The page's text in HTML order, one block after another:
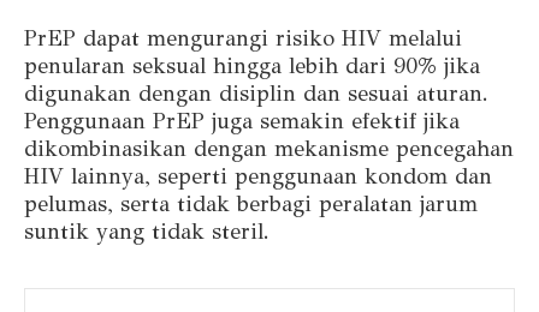
PrEP dapat mengurangi risiko HIV melalui
penularan seksual hingga lebih dari 90% jika
digunakan dengan disiplin dan sesuai aturan.
Penggunaan PrEP juga semakin efektif jika
dikombinasikan dengan mekanisme pencegahan
HIV lainnya, seperti penggunaan kondom dan
pelumas, serta tidak berbagi peralatan jarum
suntik yang tidak steril.